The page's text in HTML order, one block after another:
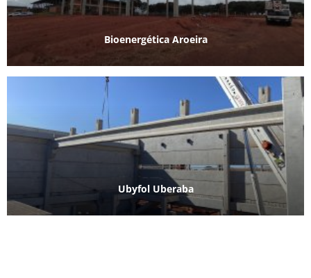
Bioenergética Aroeira
Ubyfol Uberaba